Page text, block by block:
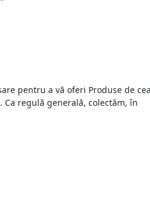
pentru a vă oferi Produse de
regulă generală, colectăm, în